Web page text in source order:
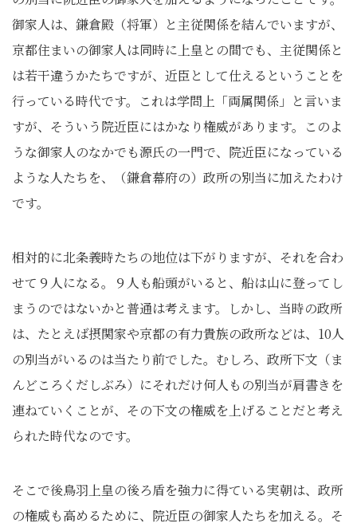
御家人は、鎌倉殿（将軍）と主従関係を結んでいますが、
京都住まいの御家人は同時に上皇との間でも、主従関係と
は若干違うかたちですが、近臣として仕えるということを
行っている時代です。これは学問上「両属関係」と言いま
すが、そういう院近臣にはかなり権威があります。このよ
うな御家人のなかでも源氏の一門で、院近臣になっている
ような人たちを、（鎌倉幕府の）政所の別当に加えたわけ
です。
相対的に北条義時たちの地位は下がりますが、それを合わ
せて９人になる。９人も船頭がいると、船は山に登ってし
まうのではないかと普通は考えます。しかし、当時の政所
は、たとえば摂関家や京都の有力貴族の政所などは、10人
の別当がいるのは当たり前でした。むしろ、政所下文（ま
んどころくだしぶみ）にそれだけ何人もの別当が肩書きを
連ねていくことが、その下文の権威を上げることだと考え
られた時代なのです。
そこで後鳥羽上皇の後ろ盾を強力に得ている実朝は、政所
の権威も高めるために、院近臣の御家人たちを加える。そ